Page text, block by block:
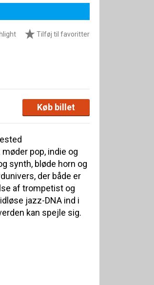
Tilføj til favoritter
Køb billet
møder pop, indie og
synth, bløde horn og
der både er
af trompetist og
jazz-DNA ind i
kan spejle sig.